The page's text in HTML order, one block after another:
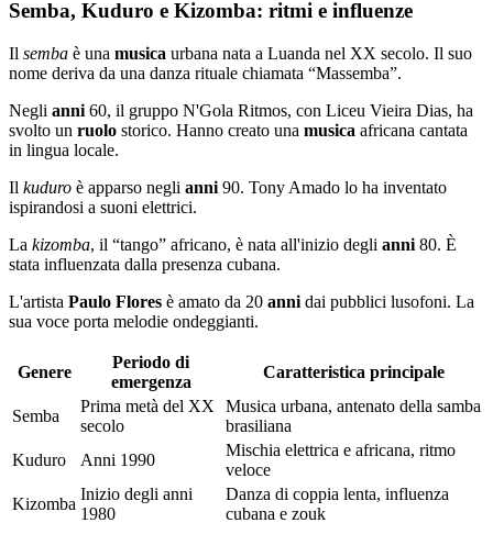
Semba, Kuduro e Kizomba: ritmi e influenze
Il semba è una musica urbana nata a Luanda nel XX secolo. Il suo
nome deriva da una danza rituale chiamata “Massemba”.
Negli anni 60, il gruppo N'Gola Ritmos, con Liceu Vieira Dias, ha
svolto un ruolo storico. Hanno creato una musica africana cantata
in lingua locale.
Il kuduro è apparso negli anni 90. Tony Amado lo ha inventato
ispirandosi a suoni elettrici.
La kizomba, il “tango” africano, è nata all'inizio degli anni 80. È
stata influenzata dalla presenza cubana.
L'artista Paulo Flores è amato da 20 anni dai pubblici lusofoni. La
sua voce porta melodie ondeggianti.
Genere
Periodo di
emergenza
Caratteristica principale
Semba
Prima metà del XX
secolo
Musica urbana, antenato della samba
brasiliana
Kuduro
Anni 1990
Mischia elettrica e africana, ritmo
veloce
Kizomba
Inizio degli anni
1980
Danza di coppia lenta, influenza
cubana e zouk